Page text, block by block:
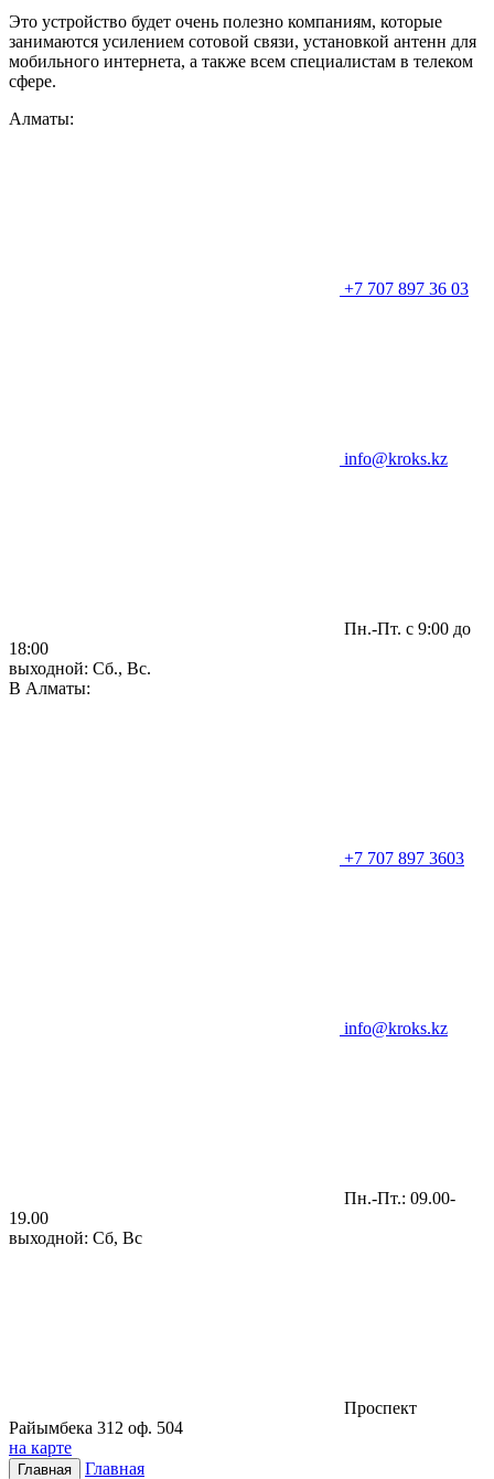
Это устройство будет очень полезно компаниям, которые
занимаются усилением сотовой связи, установкой антенн для
мобильного интернета, а также всем специалистам в телеком
сфере.
Алматы:
+7 707 897 36 03
info@kroks.kz
Пн.-Пт. с 9:00 до
18:00
выходной: Сб., Вс.
В Алматы:
+7 707 897 3603
info@kroks.kz
Пн.-Пт.: 09.00-
19.00
выходной: Сб, Вс
Проспект
Райымбека 312 оф. 504
на карте
Главная
Главная